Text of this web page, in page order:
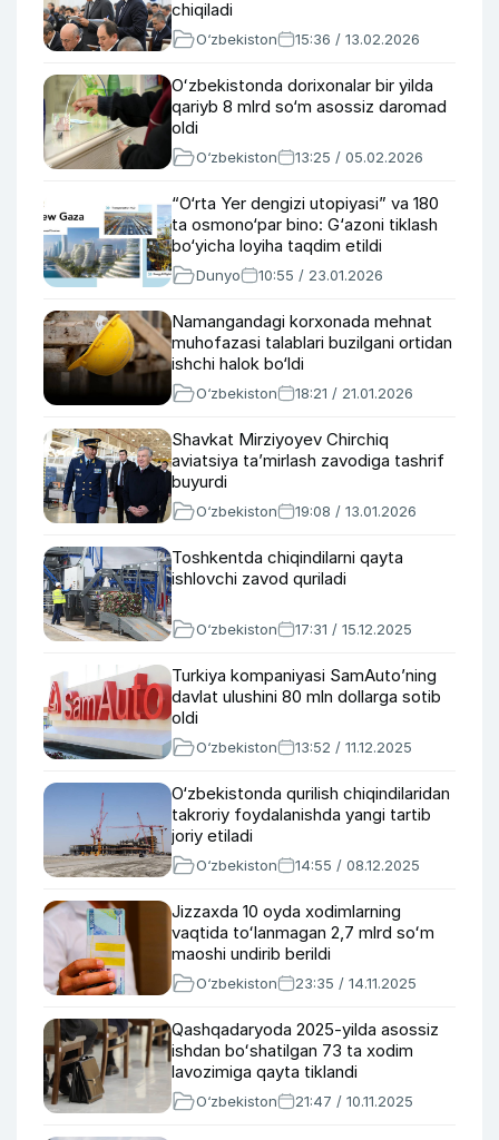
chiqiladi
O‘zbekiston 15:36 / 13.02.2026
Oʻzbekistonda dorixonalar bir yilda
qariyb 8 mlrd so‘m asossiz daromad
oldi
O‘zbekiston 13:25 / 05.02.2026
“O‘rta Yer dengizi utopiyasi” va 180
ta osmono‘par bino: G‘azoni tiklash
bo‘yicha loyiha taqdim etildi
Dunyo 10:55 / 23.01.2026
Namangandagi korxonada mehnat
muhofazasi talablari buzilgani ortidan
ishchi halok bo‘ldi
O‘zbekiston 18:21 / 21.01.2026
Shavkat Mirziyoyev Chirchiq
aviatsiya taʼmirlash zavodiga tashrif
buyurdi
O‘zbekiston 19:08 / 13.01.2026
Toshkentda chiqindilarni qayta
ishlovchi zavod quriladi
O‘zbekiston 17:31 / 15.12.2025
Turkiya kompaniyasi SamAuto’ning
davlat ulushini 80 mln dollarga sotib
oldi
O‘zbekiston 13:52 / 11.12.2025
O‘zbekistonda qurilish chiqindilaridan
takroriy foydalanishda yangi tartib
joriy etiladi
O‘zbekiston 14:55 / 08.12.2025
Jizzaxda 10 oyda xodimlarning
vaqtida toʻlanmagan 2,7 mlrd soʻm
maoshi undirib berildi
O‘zbekiston 23:35 / 14.11.2025
Qashqadaryoda 2025-yilda asossiz
ishdan boʻshatilgan 73 ta xodim
lavozimiga qayta tiklandi
O‘zbekiston 21:47 / 10.11.2025